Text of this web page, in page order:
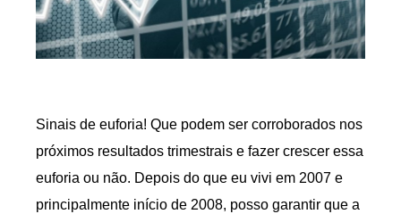
Sinais de euforia! Que podem ser corroborados nos
próximos resultados trimestrais e fazer crescer essa
euforia ou não. Depois do que eu vivi em 2007 e
principalmente início de 2008, posso garantir que a